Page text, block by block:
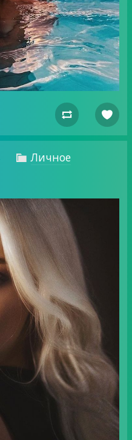
 
 Личное